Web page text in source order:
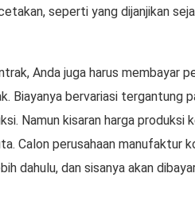
seperti yang dijanjikan
Anda juga harus membayar
Biayanya bervariasi tergantung
Namun kisaran harga produksi
Calon perusahaan manufaktur
dahulu, dan sisanya akan